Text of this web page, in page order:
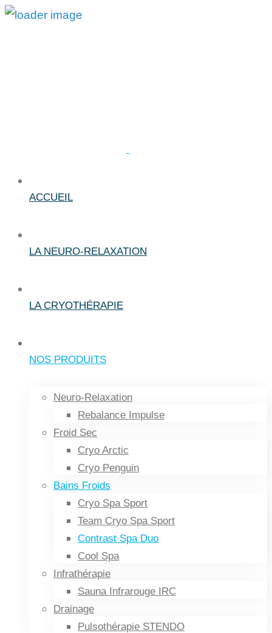
ACCUEIL
LA NEURO-RELAXATION
LA CRYOTHÉRAPIE
NOS PRODUITS
Neuro-Relaxation
Rebalance Impulse
Froid Sec
Cryo Arctic
Cryo Penguin
Bains Froids
Cryo Spa Sport
Team Cryo Spa Sport
Contrast Spa Duo
Cool Spa
Infrathérapie
Sauna Infrarouge IRC
Drainage
Pulsothérapie STENDO